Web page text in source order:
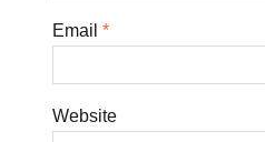
Email *
Website